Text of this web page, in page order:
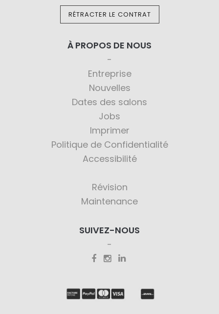
RÉTRACTER LE CONTRAT
À PROPOS DE NOUS
Entreprise
Nouvelles
Dates des salons
Jobs
Imprimer
Politique de Confidentialité
Accessibilité
Révision
Maintenance
SUIVEZ-NOUS